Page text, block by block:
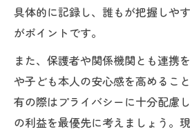
具体的に記録し、誰もが把握しや
がポイントです。
また、保護者や関係機関とも連携
や子ども本人の安心感を高めるこ
有の際はプライバシーに十分配慮
の利益を最優先に考えましょう。